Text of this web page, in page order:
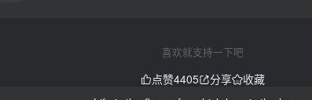
喜欢就支持一下吧
点赞4405 分享
收藏